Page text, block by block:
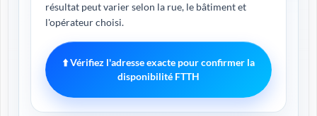
résultat peut varier selon la rue, le bâtiment et
l'opérateur choisi.
⬆️ Vérifiez l'adresse exacte pour confirmer la
disponibilité FTTH